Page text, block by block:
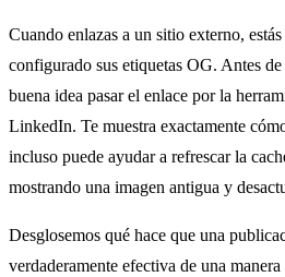
Cuando enlazas a un sitio externo,
configurado sus etiquetas OG. Antes
buena idea pasar el enlace por la
LinkedIn. Te muestra exactamente
incluso puede ayudar a refrescar la
mostrando una imagen antigua y
Desglosemos qué hace que una
verdaderamente efectiva de una manera